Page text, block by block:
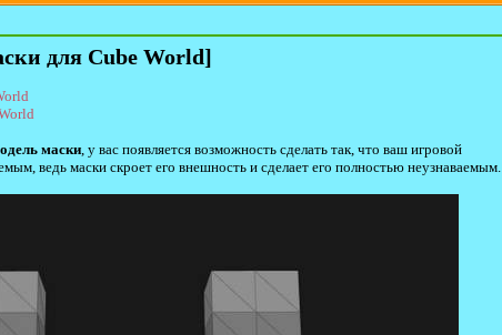
для Cube World]
маски, у вас появляется возможность сделать так, что ваш игровой
ведь маски скроет его внешность и сделает его полностью неузнаваемым.